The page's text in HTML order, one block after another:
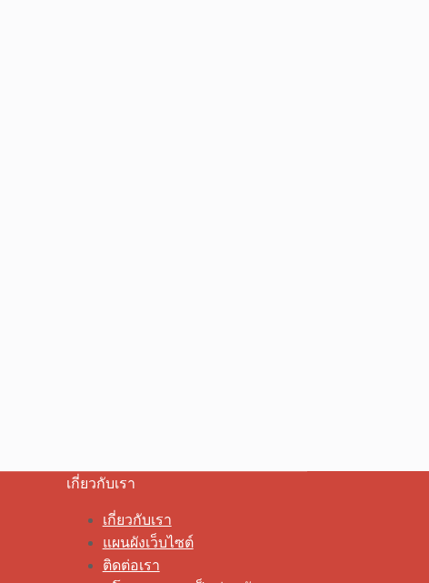
เกี่ยวกับเรา
เกี่ยวกับเรา
แผนผังเว็บไซต์
ติดต่อเรา